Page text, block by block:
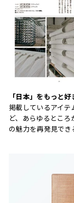
「日本」をもっと
掲載しているアイ
ど、あらゆるとこ
の魅力を再発見でき